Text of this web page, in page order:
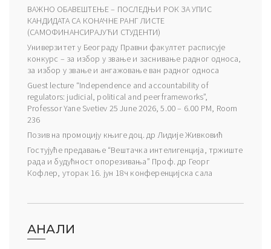
ВАЖНО ОБАВЕШТЕЊЕ – ПОСЛЕДЊИ РОК ЗА УПИС
КАНДИДАТА СА КОНАЧНЕ РАНГ ЛИСТЕ
(САМОФИНАНСИРАЈУЋИ СТУДЕНТИ)
Универзитет у Београду Правни факултет расписује
конкурс – за избор у звање и заснивање радног односа,
за избор у звање и ангажовање ван радног односа
Guest lecture “Independence and accountability of
regulators: judicial, political and peer frameworks”,
Professor Yane Svetiev 25 June 2026, 5.00 – 6.00 PM, Room
236
Позив на промоцију књиге доц. др Лидије Живковић
Гостујуће предавање “Вештачка интелигенција, тржиште
рада и будућност опорезивања” Проф. др Георг
Кофлер, уторак 16. јун 18ч конференцијска сала
АНАЛИ